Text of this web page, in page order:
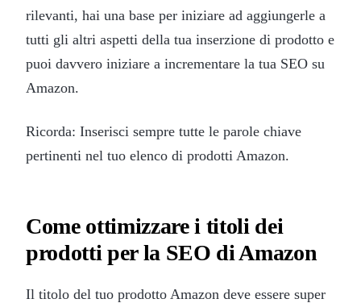
rilevanti, hai una base per iniziare ad aggiungerle a
tutti gli altri aspetti della tua inserzione di prodotto e
puoi davvero iniziare a incrementare la tua SEO su
Amazon.
Ricorda: Inserisci sempre tutte le parole chiave
pertinenti nel tuo elenco di prodotti Amazon.
Come ottimizzare i titoli dei
prodotti per la SEO di Amazon
Il titolo del tuo prodotto Amazon deve essere super